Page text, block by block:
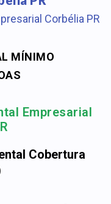
Corbélia PR
MÍNIMO
Empresarial
Cobertura